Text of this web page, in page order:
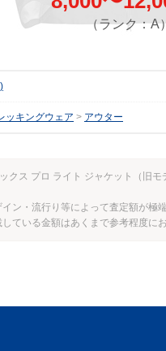
（ランク：A
ッキングウェア アウター
クス プロ ライト ジャケット（旧
ン・流行り等によって査定額が極
ている金額はあくまで参考程度にお